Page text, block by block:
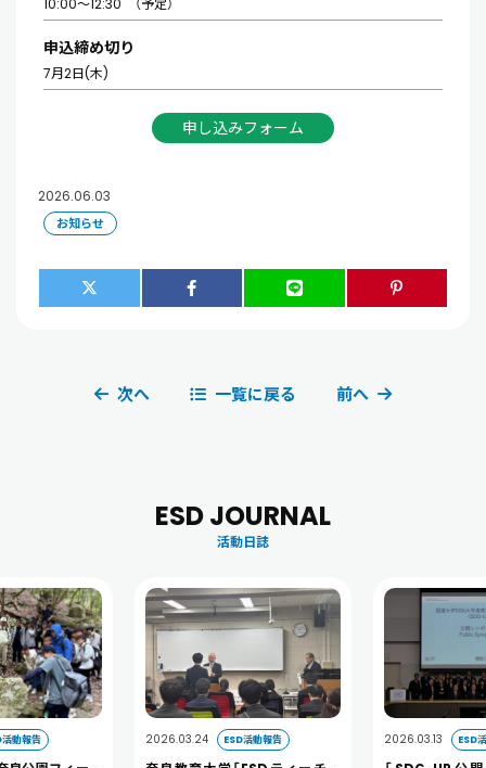
申込締め切り
7月2日(木)
申し込みフォーム
2026.06.03
お知らせ
次へ 一覧に戻る 前へ
ESD JOURNAL
活動日誌
活動報告 2026.03.24 ESD活動報告 2026.03.13 ESD